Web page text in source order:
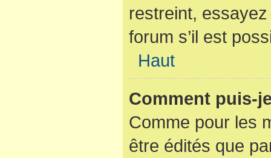
restreint,
forum s’il est
Haut
Comment puis-
Comme pour les
être édités que